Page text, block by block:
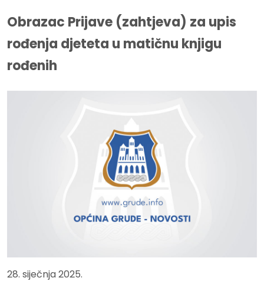
Obrazac Prijave (zahtjeva) za upis
rođenja djeteta u matičnu knjigu
rođenih
28. siječnja 2025.